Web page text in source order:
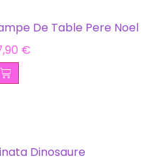
De Table Pere Noel
€
Dinosaure